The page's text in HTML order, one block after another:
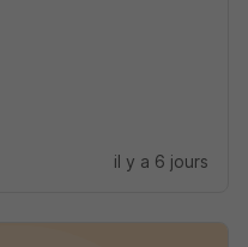
il y a 6 jours